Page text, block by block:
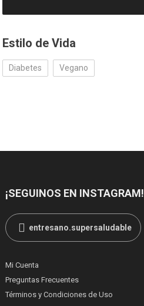
Estilo de Vida
Diabetes Vegano
¡SEGUINOS EN INSTAGRAM!
entresano.supersaludable
Mi Cuenta
Preguntas Frecuentes
Términos y Condiciones de Uso